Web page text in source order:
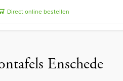
Direct online bestellen
Enschede